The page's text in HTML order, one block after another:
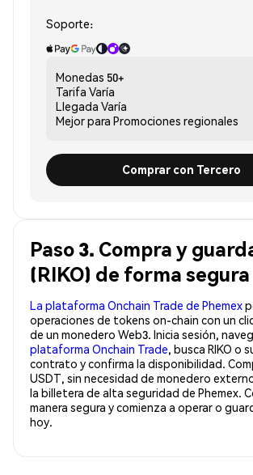
Soporte:
Monedas 50+
Tarifa Varía
Llegada Varía
Mejor para Promociones regionales
Comprar con Tercero
Paso 3. Compra y
(RIKO) de forma segura
La plataforma Onchain Trade de Phemex
operaciones de tokens on-chain con un
de un monedero Web3. Inicia sesión,
plataforma Onchain Trade, busca RIKO o
contrato y confirma la disponibilidad.
USDT, sin necesidad de monedero
la billetera de alta seguridad de Phemex.
manera segura y comienza a operar o
hoy.